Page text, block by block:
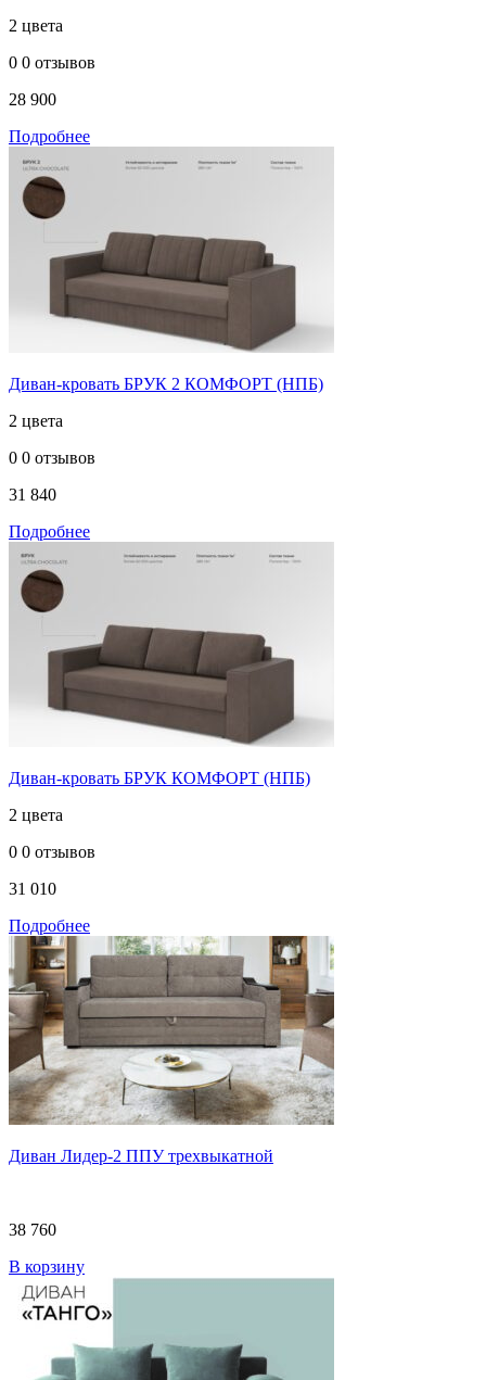
2 цвета
0 0 отзывов
28 900
Подробнее
Диван-кровать БРУК 2 КОМФОРТ (НПБ)
2 цвета
0 0 отзывов
31 840
Подробнее
Диван-кровать БРУК КОМФОРТ (НПБ)
2 цвета
0 0 отзывов
31 010
Подробнее
Диван Лидер-2 ППУ трехвыкатной
38 760
В корзину